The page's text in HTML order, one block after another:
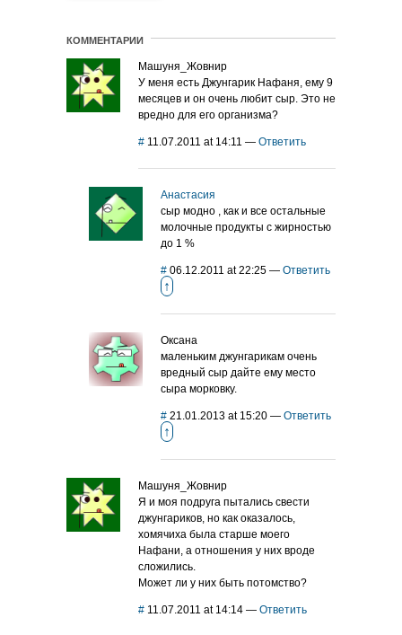
КОММЕНТАРИИ
Машуня_Жовнир
У меня есть Джунгарик Нафаня, ему 9
месяцев и он очень любит сыр. Это не
вредно для его организма?
# 11.07.2011 at 14:11 — Ответить
Анастасия
сыр модно , как и все остальные
молочные продукты с жирностью
до 1 %
# 06.12.2011 at 22:25 — Ответить
↑
Оксана
маленьким джунгарикам очень
вредный сыр дайте ему место
сыра морковку.
# 21.01.2013 at 15:20 — Ответить
↑
Машуня_Жовнир
Я и моя подруга пытались свести
джунгариков, но как оказалось,
хомячиха была старше моего
Нафани, а отношения у них вроде
сложились.
Может ли у них быть потомство?
# 11.07.2011 at 14:14 — Ответить